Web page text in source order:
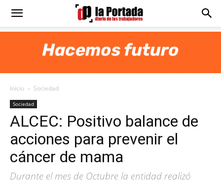
Diario
Portada
Inicio Sociedad
Sociedad
ALCEC: Positivo balance de
acciones para prevenir el
cáncer de mama
Durante el mes de Octubre la entidad realizó